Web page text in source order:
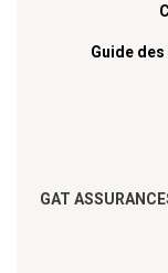
Guide
GAT